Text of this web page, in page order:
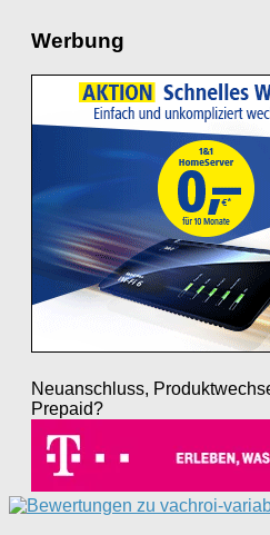
Werbung
Neuanschluss,
Prepaid?